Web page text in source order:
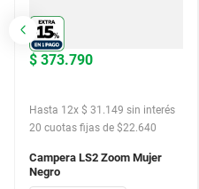
$ 373.790
Hasta 12x $ 31 .149 sin interés
20 cuotas fijas de $22.640
Campera LS2 Zoom Mujer
Negro